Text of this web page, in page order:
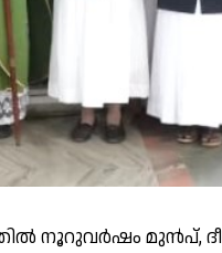
നൂറുവര്‍ഷം മുന്‍പ്,